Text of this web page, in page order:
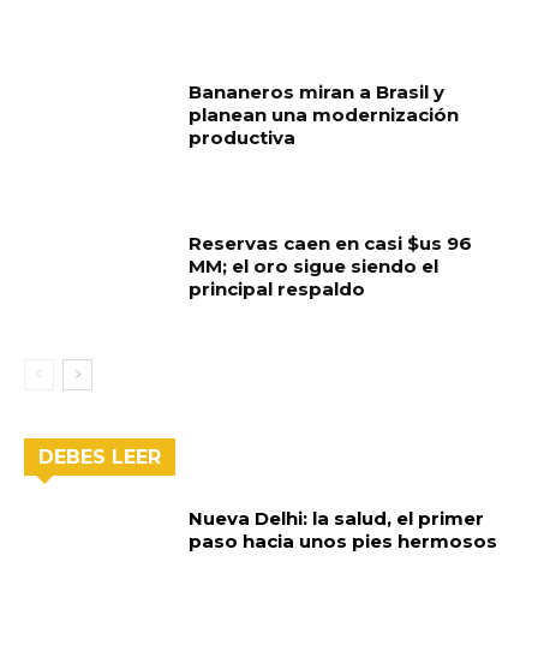
Bananeros miran a Brasil y
planean una modernización
productiva
Reservas caen en casi $us 96
MM; el oro sigue siendo el
principal respaldo
DEBES LEER
Nueva Delhi: la salud, el primer
paso hacia unos pies hermosos